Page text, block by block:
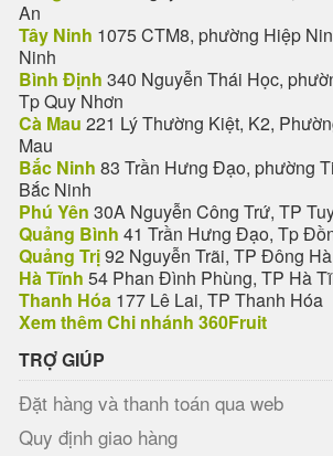
An
Tây Ninh 1075 CTM8, phường Hiệp
Ninh
Bình Định 340 Nguyễn Thái Học,
Tp Quy Nhơn
Cà Mau 221 Lý Thường Kiệt, K2,
Mau
Bắc Ninh 83 Trần Hưng Đạo, phường
Bắc Ninh
Phú Yên 30A Nguyễn Công Trứ, TP
Quảng Bình 41 Trần Hưng Đạo, Tp
Quảng Trị92 Nguyễn Trãi, TP Đông Hà
Hà Tĩnh 54 Phan Đình Phùng, TP Hà
Thanh Hóa 177 Lê Lai, TP Thanh Hóa
Xem thêm Chi nhánh 360Fruit
TRỢ GIÚP
Đặt hàng và thanh toán qua web
Quy định giao hàng